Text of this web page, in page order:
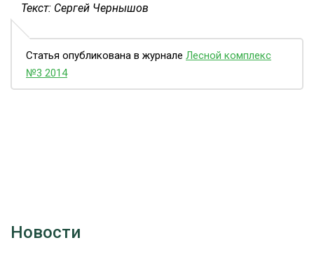
Текст: Сергей Чернышов
Статья опубликована в журнале Лесной комплекс
№3 2014
Новости